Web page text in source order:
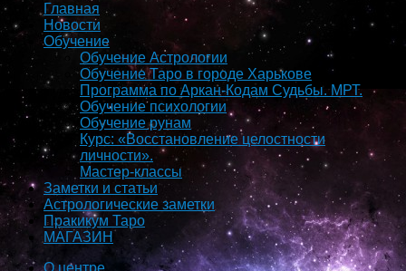
Главная
Новости
Обучение
Обучение Астрологии
Обучение Таро в городе Харькове
Программа по Аркан-Кодам Судьбы. МРТ.
Обучение психологии
Обучение рунам
Курс: «Восстановление целостности
личности».
Мастер-классы
Заметки и статьи
Астрологические заметки
Пракикум Таро
МАГАЗИН
О центре